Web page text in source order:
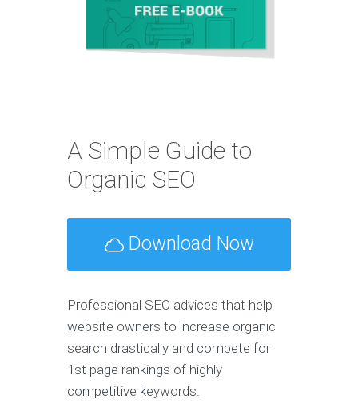
A Simple Guide to
Organic SEO
Download Now
Professional SEO advices that help
website owners to increase organic
search drastically and compete for
1st page rankings of highly
competitive keywords.